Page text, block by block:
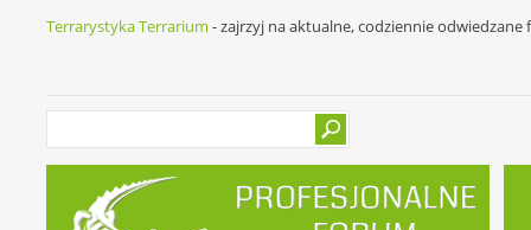
Terrarystyka Terrarium - zajrzyj na aktualne, codziennie